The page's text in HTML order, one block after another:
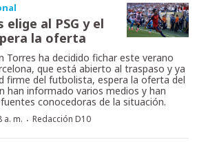
elige al PSG y el
la oferta
Torres ha decidido fichar este verano
que está abierto al traspaso y ya
firme del futbolista, espera la oferta del
han informado varios medios y han
conocedoras de la situación.
a. m. · Redacción D10